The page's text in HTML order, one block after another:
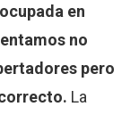
en
no
pero
La